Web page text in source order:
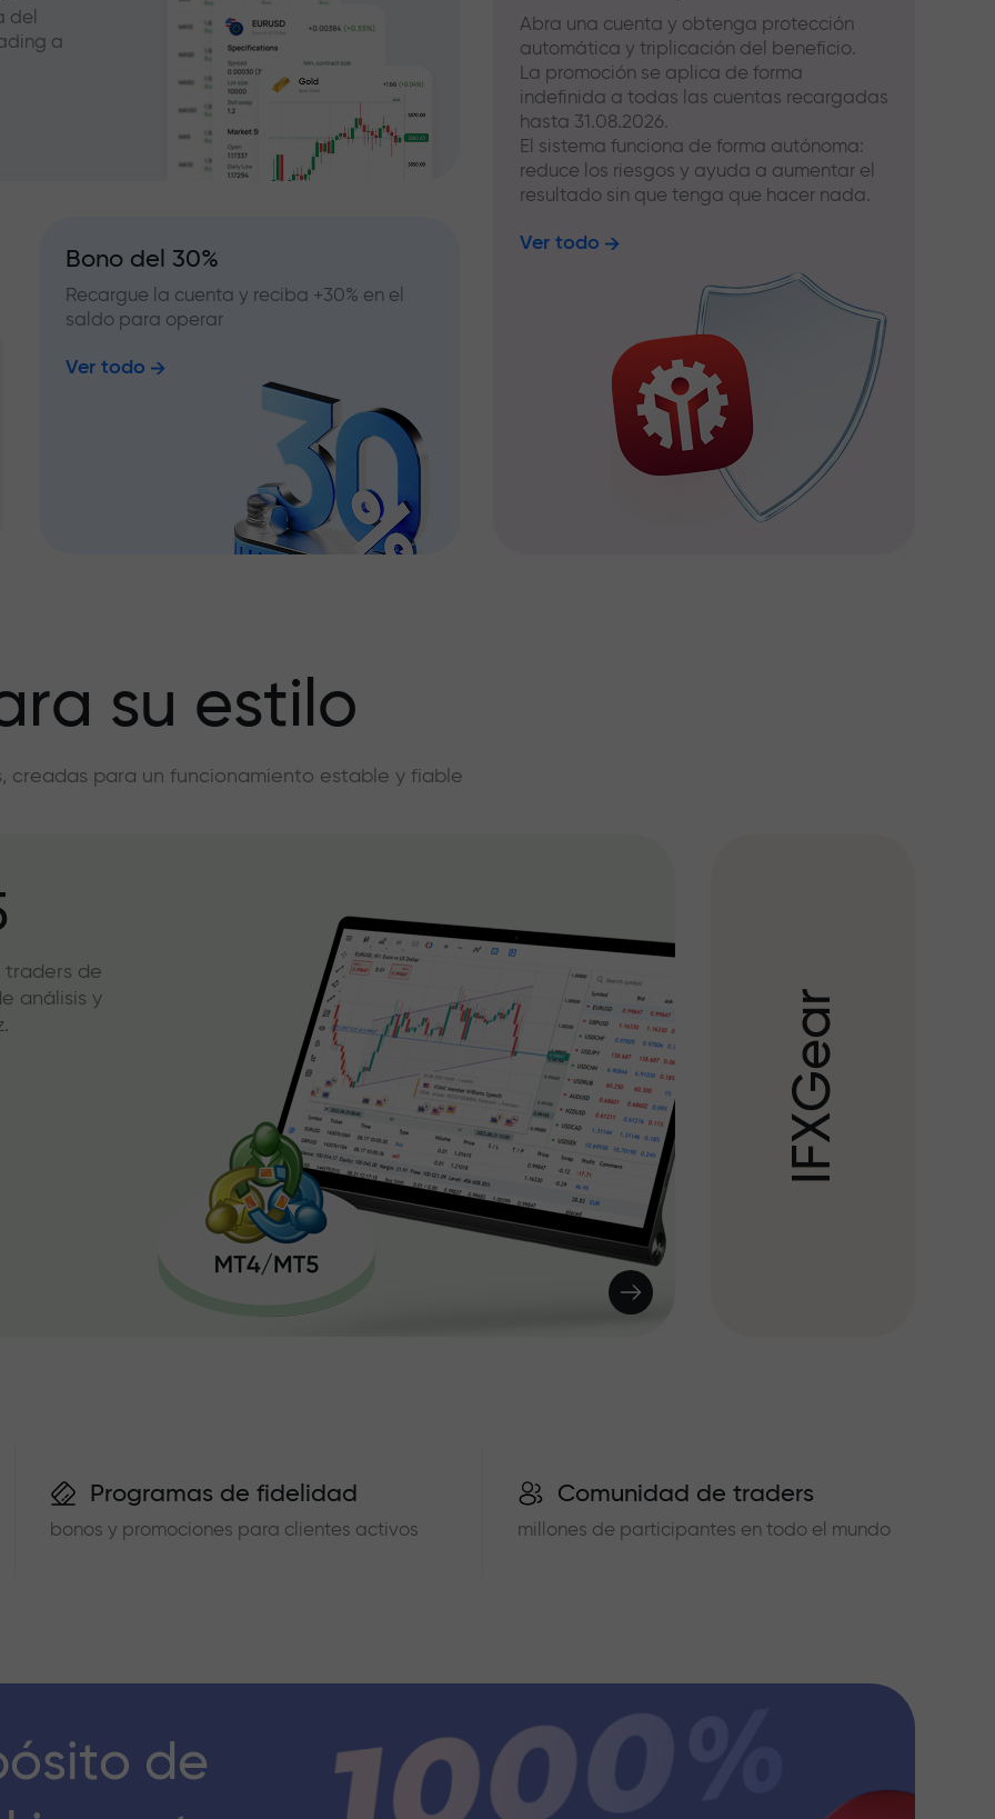
del
a
Bono del 30%
Recargue la cuenta y reciba +30% en el
saldo para operar
Ver todo
Abra una cuenta y obtenga protección
automática y triplicación del beneficio.
La promoción se aplica de forma
indefinida a todas las cuentas recargadas
hasta 31.08.2026.
El sistema funciona de forma autónoma:
reduce los riesgos y ayuda a aumentar el
resultado sin que tenga que hacer nada.
Ver todo
su estilo
creadas para un funcionamiento estable y fiable
traders de
análisis y
I
F
X
G
e
a
r
Programas de fidelidad
bonos y promociones para clientes activos
Comunidad de traders
millones de participantes en todo el mundo
de